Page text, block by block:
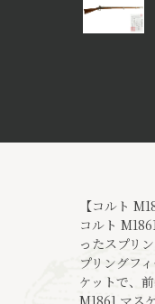
【コルト
コルト
ったスプリ
プリングフ
ケットで、
M1861 マス